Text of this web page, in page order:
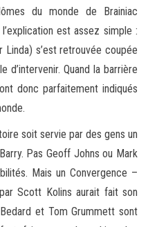
du monde de Brainiac
est assez simple :
s’est retrouvée coupée
Quand la barrière
donc parfaitement indiqués
soit servie par des gens un
Pas Geoff Johns ou Mark
Mais un Convergence –
Scott Kolins aurait fait son
et Tom Grummett sont